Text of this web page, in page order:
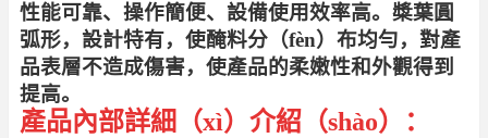
性能可靠、操作簡便、設備使用效率高。槳葉圓
弧形，設計特有，使醃料分（fèn）布均勻，對產
品表層不造成傷害，使產品的柔嫩性和外觀得到
提高。
產品內部詳細（xì）介紹（shào）：